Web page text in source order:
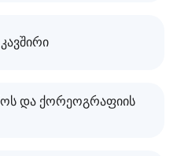
და ქორეოგრაფიის